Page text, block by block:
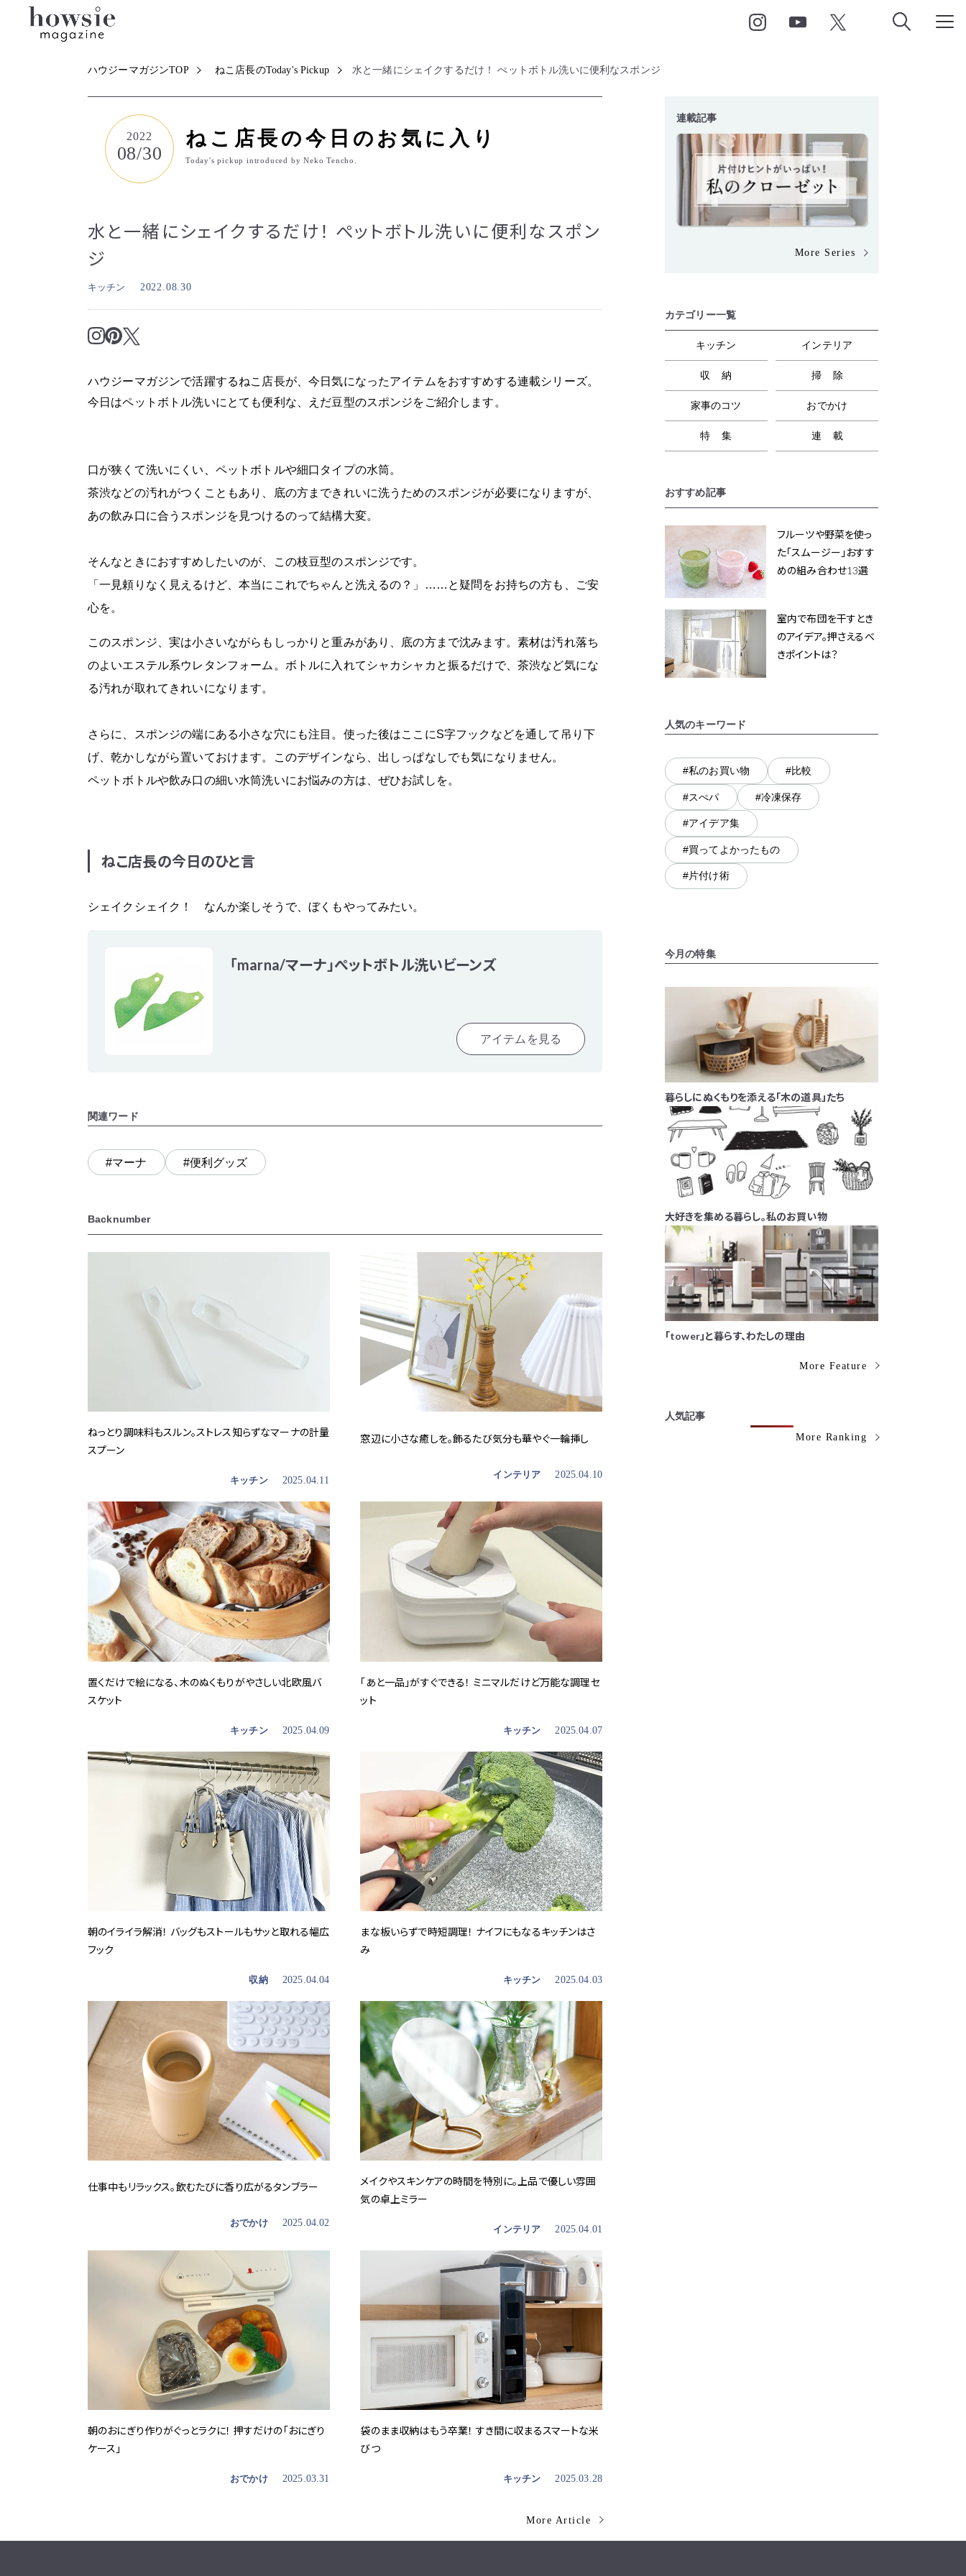
ハウジーマガジンTOP ねこ店長のToday's Pickup 水と一緒にシェイクするだけ！ ぺットボトル洗いに便利なスポンジ
2022
08/30
ねこ店長の今日のお気に入り
Today's pickup introduced by Neko Tencho.
水と一緒にシェイクするだけ！ ぺットボトル洗いに便利なスポン
ジ
キッチン 2022.08.30
ハウジーマガジンで活躍するねこ店長が、今日気になったアイテムをおすすめする連載シリーズ。
今日はペットボトル洗いにとても便利な、えだ豆型のスポンジをご紹介します。
口が狭くて洗いにくい、ペットボトルや細口タイプの水筒。
茶渋などの汚れがつくこともあり、底の方まできれいに洗うためのスポンジが必要になりますが、
あの飲み口に合うスポンジを見つけるのって結構大変。
そんなときにおすすめしたいのが、この枝豆型のスポンジです。
「一見頼りなく見えるけど、本当にこれでちゃんと洗えるの？」……と疑問をお持ちの方も、ご安
心を。
このスポンジ、実は小さいながらもしっかりと重みがあり、底の方まで沈みます。素材は汚れ落ち
のよいエステル系ウレタンフォーム。ボトルに入れてシャカシャカと振るだけで、茶渋など気にな
る汚れが取れてきれいになります。
さらに、スポンジの端にある小さな穴にも注目。使った後はここにS字フックなどを通して吊り下
げ、乾かしながら置いておけます。このデザインなら、出しっぱなしでも気になりません。
ペットボトルや飲み口の細い水筒洗いにお悩みの方は、ぜひお試しを。
ねこ店長の今日のひと言
シェイクシェイク！ なんか楽しそうで、ぼくもやってみたい。
「marna/マーナ」ぺットボトル洗いビーンズ
アイテムを見る
関連ワード
#マーナ #便利グッズ
Backnumber
ねっとり調味料もスルン。ストレス知らずなマーナの計量
スプーン
キッチン 2025.04.11
窓辺に小さな癒しを。飾るたび気分も華やぐ一輪挿し
インテリア 2025.04.10
置くだけで絵になる、木のぬくもりがやさしい北欧風バ
スケット
キッチン 2025.04.09
「あと一品」がすぐできる！ ミニマルだけど万能な調理セ
ット
キッチン 2025.04.07
朝のイライラ解消！ バッグもストールもサッと取れる幅広
フック
収納 2025.04.04
まな板いらずで時短調理！ ナイフにもなるキッチンはさ
み
キッチン 2025.04.03
仕事中もリラックス。飲むたびに香り広がるタンブラー
おでかけ 2025.04.02
メイクやスキンケアの時間を特別に。上品で優しい雰囲
気の卓上ミラー
インテリア 2025.04.01
朝のおにぎり作りがぐっとラクに！ 押すだけの「おにぎり
ケース」
おでかけ 2025.03.31
袋のまま収納はもう卒業！ すき間に収まるスマートな米
びつ
キッチン 2025.03.28
More Article
連載記事
More Series
カテゴリー一覧
キッチン インテリア
収納 掃除
家事のコツ おでかけ
特集 連載
おすすめ記事
フルーツや野菜を使っ
た「スムージー」おすす
めの組み合わせ13選
室内で布団を干すとき
のアイデア。押さえるべ
きポイントは？
人気のキーワード
#私のお買い物 #比較
#スぺパ #冷凍保存
#アイデア集
#買ってよかったもの
#片付け術
今月の特集
暮らしにぬくもりを添える「木の道具」たち
大好きを集める暮らし。私のお買い物
「tower」と暮らす、わたしの理由
More Feature
人気記事
More Ranking